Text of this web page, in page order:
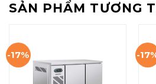
SẢN PHẨM TƯƠNG
-17% -